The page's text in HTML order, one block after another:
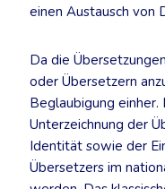
einen Austausch von
Da die
oder Übersetzern
Beglaubigung
Unterzeichnung der
Identität sowie der
Übersetzers im